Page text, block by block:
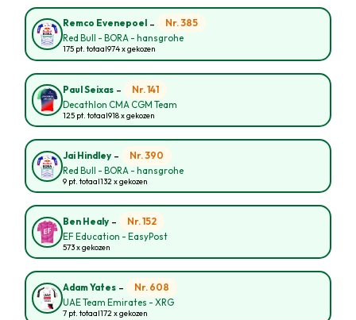
Remco Evenepoel - Nr. 385
Red Bull - BORA - hansgrohe
175 pt. totaal974 x gekozen
Paul Seixas - Nr. 141
Decathlon CMA CGM Team
125 pt. totaal918 x gekozen
Jai Hindley - Nr. 390
Red Bull - BORA - hansgrohe
9 pt. totaal132 x gekozen
Ben Healy - Nr. 152
EF Education - EasyPost
573 x gekozen
Adam Yates - Nr. 608
UAE Team Emirates - XRG
7 pt. totaal172 x gekozen